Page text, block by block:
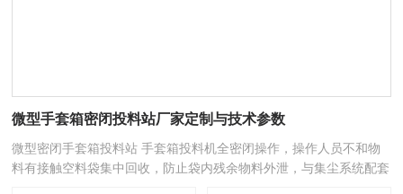
微型手套箱密闭投料站厂家定制与技术参数
微型密闭手套箱投料站 手套箱投料机全密闭操作，操作人员不和物
料有接触空料袋集中回收，防止袋内残余物料外泄，与集尘系统配套